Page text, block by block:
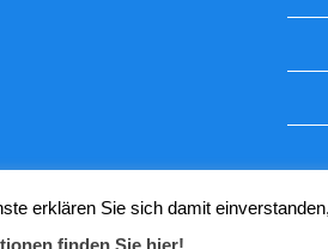
erklären Sie sich damit
finden Sie hier!